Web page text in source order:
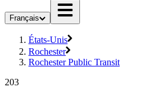
Français
États-Unis
Rochester
Rochester Public Transit
203